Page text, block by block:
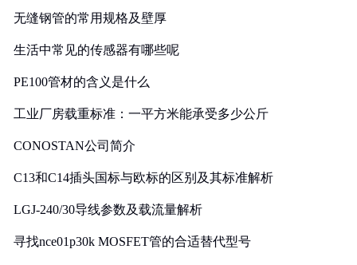
无缝钢管的常用规格及壁厚
生活中常见的传感器有哪些呢
PE100管材的含义是什么
工业厂房载重标准：一平方米能承受多少公斤
CONOSTAN公司简介
C13和C14插头国标与欧标的区别及其标准解析
LGJ-240/30导线参数及载流量解析
寻找nce01p30k MOSFET管的合适替代型号